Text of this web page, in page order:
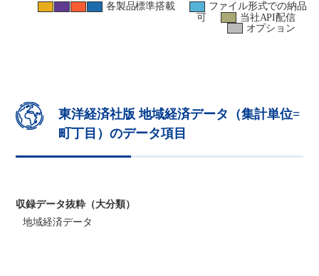
各製品標準搭載
ファイル形式での納品
可
当社API配信
オプション
東洋経済社版 地域経済データ（集計単位=
町丁目）のデータ項目
収録データ抜粋（大分類）
地域経済データ